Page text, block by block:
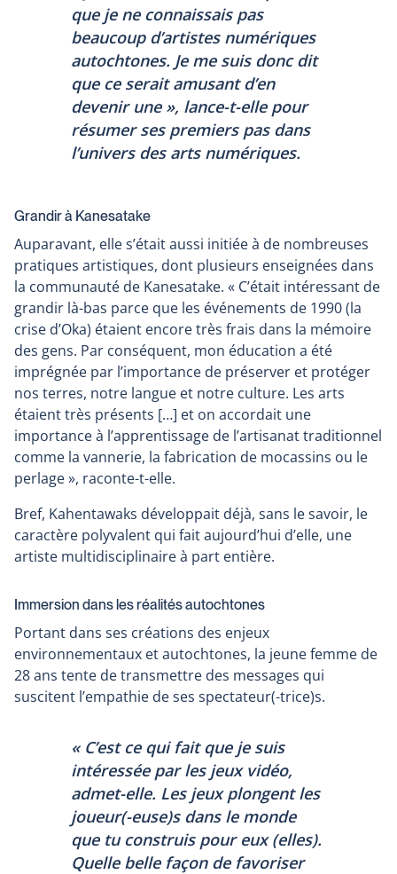
fenêtre
que je ne connaissais pas
beaucoup d’artistes numériques
autochtones. Je me suis donc dit
que ce serait amusant d’en
devenir une », lance-t-elle pour
résumer ses premiers pas dans
l’univers des arts numériques.
Grandir à Kanesatake
Auparavant, elle s’était aussi initiée à de nombreuses
pratiques artistiques, dont plusieurs enseignées dans
la communauté de Kanesatake. « C’était intéressant de
grandir là-bas parce que les événements de 1990 (la
crise d’Oka) étaient encore très frais dans la mémoire
des gens. Par conséquent, mon éducation a été
imprégnée par l’importance de préserver et protéger
nos terres, notre langue et notre culture. Les arts
étaient très présents […] et on accordait une
importance à l’apprentissage de l’artisanat traditionnel
comme la vannerie, la fabrication de mocassins ou le
perlage », raconte-t-elle.
Bref, Kahentawaks développait déjà, sans le savoir, le
caractère polyvalent qui fait aujourd’hui d’elle, une
artiste multidisciplinaire à part entière.
Immersion dans les réalités autochtones
Portant dans ses créations des enjeux
environnementaux et autochtones, la jeune femme de
28 ans tente de transmettre des messages qui
suscitent l’empathie de ses spectateur(-trice)s.
« C’est ce qui fait que je suis
intéressée par les jeux vidéo,
admet-elle. Les jeux plongent les
joueur(-euse)s dans le monde
que tu construis pour eux (elles).
Quelle belle façon de favoriser